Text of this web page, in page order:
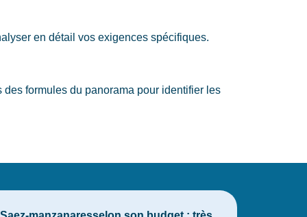
en détail vos exigences spécifiques.
formules du panorama pour identifier les